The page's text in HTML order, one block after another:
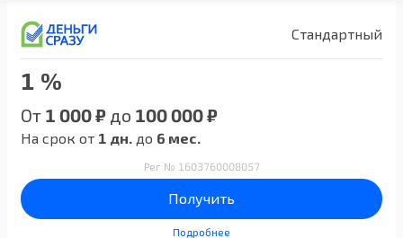
Стандартный
1 %
От 1 000 ₽ до 100 000 ₽
На срок от 1 дн. до 6 мес.
Рег № 1603760008057
Получить
Подробнее